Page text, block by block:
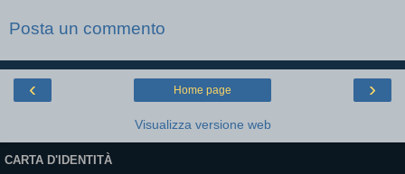
Posta un commento
‹ ›
Home page
Visualizza versione web
CARTA D'IDENTITÀ